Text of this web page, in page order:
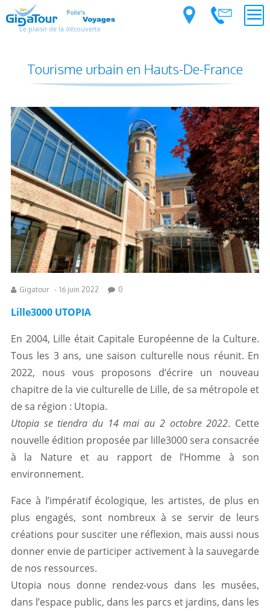
Le plaisir de la découverte
Tourisme urbain en Hauts-De-France
Gigatour - 16 juin 2022 0
Lille3000 UTOPIA
En 2004, Lille était Capitale Européenne de la Culture.
Tous les 3 ans, une saison culturelle nous réunit. En
2022, nous vous proposons d’écrire un nouveau
chapitre de la vie culturelle de Lille, de sa métropole et
de sa région : Utopia.
Utopia se tiendra du 14 mai au 2 octobre 2022. Cette
nouvelle édition proposée par lille3000 sera consacrée
à la Nature et au rapport de l’Homme à son
environnement.
Face à l’impératif écologique, les artistes, de plus en
plus engagés, sont nombreux à se servir de leurs
créations pour susciter une réflexion, mais aussi nous
donner envie de participer activement à la sauvegarde
de nos ressources.
Utopia nous donne rendez-vous dans les musées,
dans l’espace public, dans les parcs et jardins, dans les